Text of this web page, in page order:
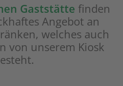
Gaststätte finden
Angebot an
welches auch
von unserem Kiosk